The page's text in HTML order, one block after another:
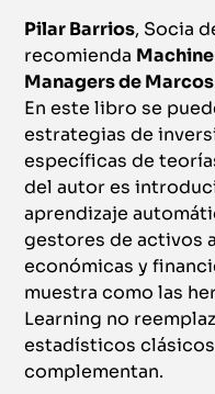
Pilar Barrios, Socia
recomienda
Managers de
En este libro se
estrategias de
específicas de
del autor es
aprendizaje
gestores de activos
económicas y
muestra como las
Learning no
estadísticos
complementan.